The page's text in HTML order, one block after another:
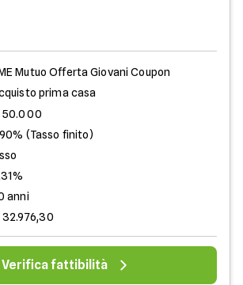
Mutuo Offerta Giovani Coupon
prima casa
(Tasso finito)
anni
Verifica fattibilità